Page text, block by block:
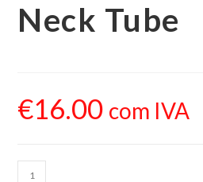
Neck Tube
€16.00 com IVA